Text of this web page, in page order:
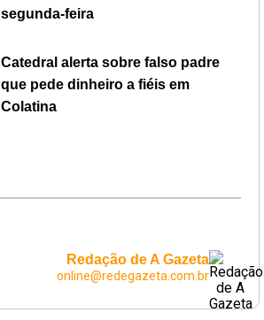
segunda-feira
Catedral alerta sobre falso padre
que pede dinheiro a fiéis em
Colatina
Redação de A Gazeta
online@redegazeta.com.br